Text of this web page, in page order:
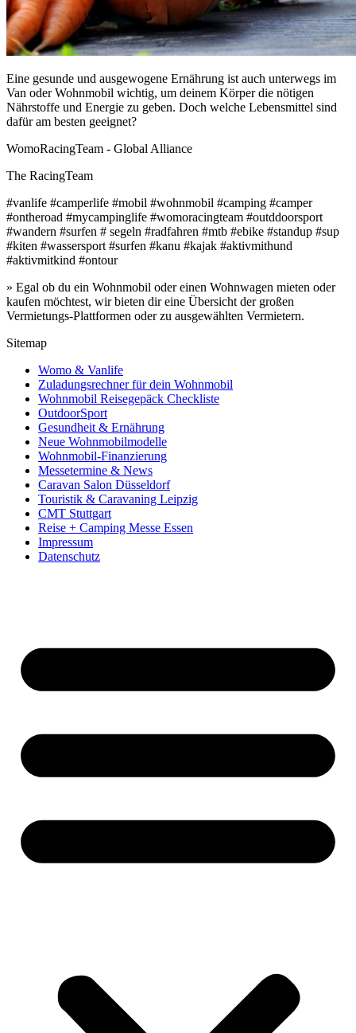
Eine gesunde und ausgewogene Ernährung ist auch unterwegs im
Van oder Wohnmobil wichtig, um deinem Körper die nötigen
Nährstoffe und Energie zu geben. Doch welche Lebensmittel sind
dafür am besten geeignet?
WomoRacingTeam - Global Alliance
The RacingTeam
#vanlife #camperlife #mobil #wohnmobil #camping #camper
#ontheroad #mycampinglife #womoracingteam #outddoorsport
#wandern #surfen # segeln #radfahren #mtb #ebike #standup #sup
#kiten #wassersport #surfen #kanu #kajak #aktivmithund
#aktivmitkind #ontour
» Egal ob du ein Wohnmobil oder einen Wohnwagen mieten oder
kaufen möchtest, wir bieten dir eine Übersicht der großen
Vermietungs-Plattformen oder zu ausgewählten Vermietern.
Sitemap
Womo & Vanlife
Zuladungsrechner für dein Wohnmobil
Wohnmobil Reisegepäck Checkliste
OutdoorSport
Gesundheit & Ernährung
Neue Wohnmobilmodelle
Wohnmobil-Finanzierung
Messetermine & News
Caravan Salon Düsseldorf
Touristik & Caravaning Leipzig
CMT Stuttgart
Reise + Camping Messe Essen
Impressum
Datenschutz